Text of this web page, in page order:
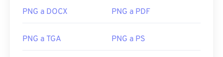
PNG a DOCX PNG a PDF
PNG a TGA PNG a PS